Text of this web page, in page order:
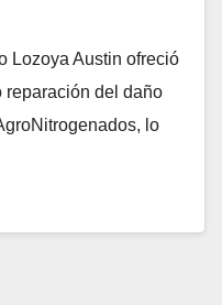
Lozoya Austin ofreció
reparación del daño
lo